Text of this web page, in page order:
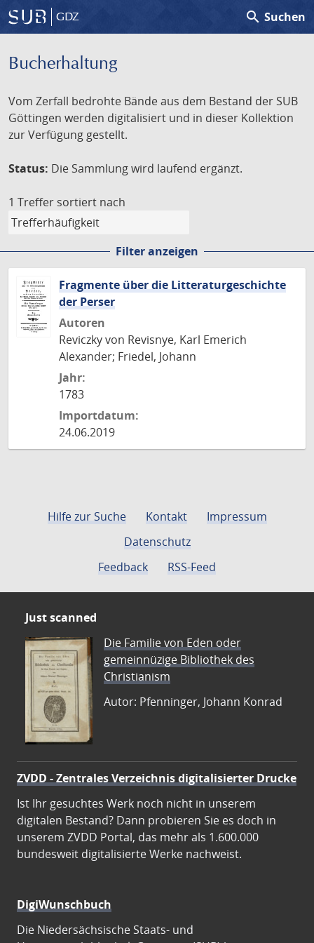
GDZ search Suchen
Bucherhaltung
Vom Zerfall bedrohte Bände aus dem Bestand der SUB
Göttingen werden digitalisiert und in dieser Kollektion
zur Verfügung gestellt.
Status: Die Sammlung wird laufend ergänzt.
1 Treffer sortiert nach
Filter anzeigen
Fragmente über die Litteraturgeschichte
der Perser
Autoren
Reviczky von Revisnye, Karl Emerich
Alexander; Friedel, Johann
Jahr:
1783
Importdatum:
24.06.2019
Hilfe zur Suche Kontakt
Impressum
Datenschutz
Feedback
RSS-Feed
Just scanned
Die Familie von Eden oder
gemeinnüzige Bibliothek des
Christianism
Autor: Pfenninger, Johann Konrad
ZVDD - Zentrales Verzeichnis digitalisierter Drucke
Ist Ihr gesuchtes Werk noch nicht in unserem
digitalen Bestand? Dann probieren Sie es doch in
unserem ZVDD Portal, das mehr als 1.600.000
bundesweit digitalisierte Werke nachweist.
DigiWunschbuch
Die Niedersächsische Staats- und